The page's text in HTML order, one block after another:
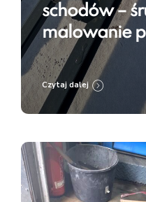
schodów –
malowanie
7016
Czytaj dalej